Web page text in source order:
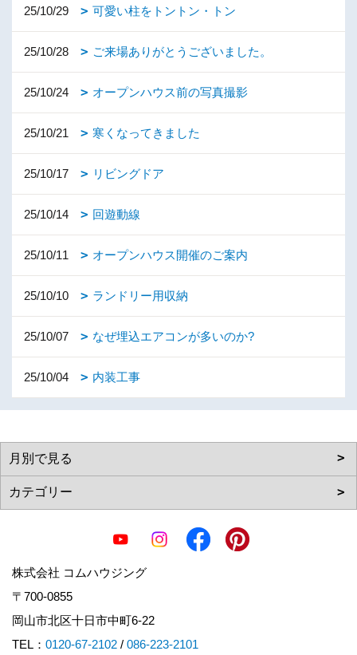
25/10/29 可愛い柱をトントン・トン
25/10/28 ご来場ありがとうございました。
25/10/24 オープンハウス前の写真撮影
25/10/21 寒くなってきました
25/10/17 リビングドア
25/10/14 回遊動線
25/10/11 オープンハウス開催のご案内
25/10/10 ランドリー用収納
25/10/07 なぜ埋込エアコンが多いのか?
25/10/04 内装工事
株式会社 コムハウジング
〒700-0855
岡山市北区十日市中町6-22
TEL： 0120-67-2102 / 086-223-2101